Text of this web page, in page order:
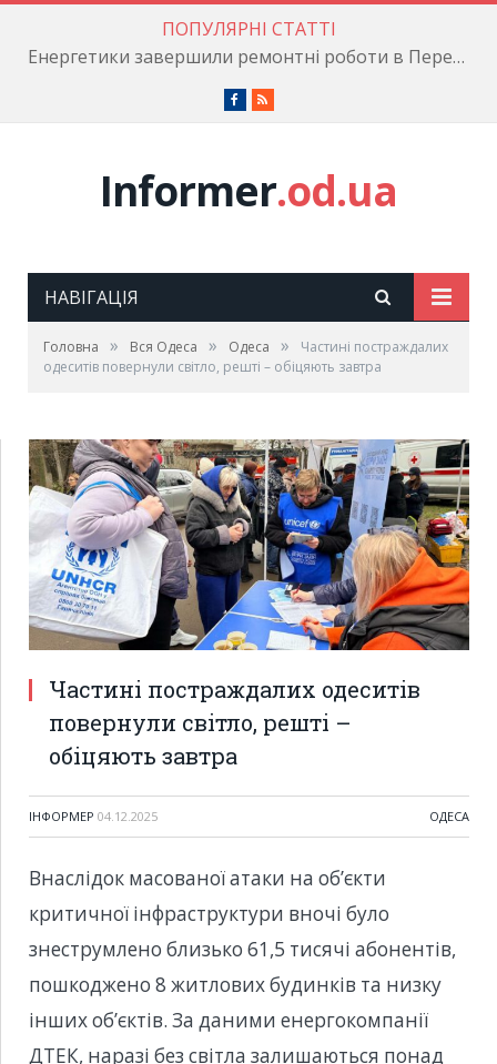
ПОПУЛЯРНІ СТАТТІ
Енергетики завершили ремонтні роботи в Пересипському районі
Facebook
RSS
Informer.od.ua
НАВІГАЦІЯ
Головна » Вся Одеса » Одеса »
Частині постраждалих
одеситів повернули світло, решті – обіцяють завтра
Частині постраждалих одеситів
повернули світло, решті –
обіцяють завтра
ІНФОРМЕР 04.12.2025 ОДЕСА
Внаслідок масованої атаки на об’єкти
критичної інфраструктури вночі було
знеструмлено близько 61,5 тисячі абонентів,
пошкоджено 8 житлових будинків та низку
інших об’єктів. За даними енергокомпанії
ДТЕК, наразі без світла залишаються понад